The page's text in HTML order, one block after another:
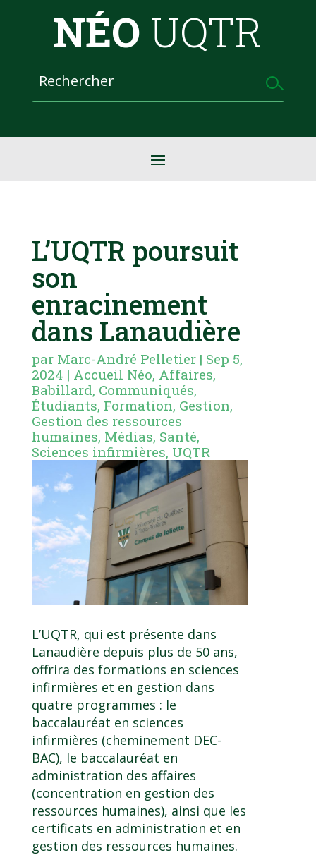
NÉO UQTR
L’UQTR poursuit
son
enracinement
dans Lanaudière
par Marc-André Pelletier| Sep 5,
2024 | Accueil Néo, Affaires,
Babillard, Communiqués,
Étudiants, Formation, Gestion,
Gestion des ressources
humaines, Médias, Santé,
Sciences infirmières, UQTR
L’UQTR, qui est présente dans
Lanaudière depuis plus de 50 ans,
offrira des formations en sciences
infirmières et en gestion dans
quatre programmes : le
baccalauréat en sciences
infirmières (cheminement DEC-
BAC), le baccalauréat en
administration des affaires
(concentration en gestion des
ressources humaines), ainsi que les
certificats en administration et en
gestion des ressources humaines.